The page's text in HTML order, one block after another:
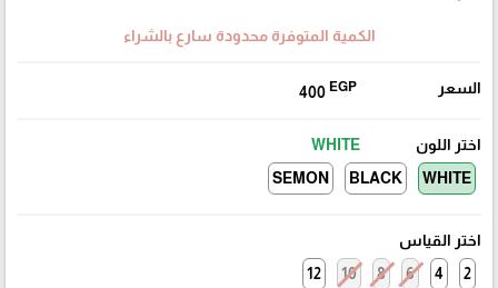
الكمية المتوفرة محدودة سارع بالشراء
السعر 400 EGP
اختر اللون
WHITE
WHITE
BLACK
SEMON
اختر القياس
2
4
6
8
10
12